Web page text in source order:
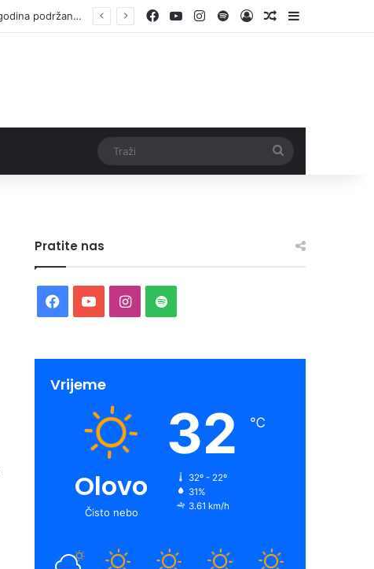
Otvorene prijave za Bingo Festival Fits: Odaberite outfit s omiljenim influencerom i zablistajte na Crvenom tepihu Sarajevo Film Festivala Facebook
YouTubeInstagram
SpotifyLog InRandom Article
Sidebar
Pratite nas
Facebook
YouTubeInstagram
Spotify
Vrijeme
Olovo
Čisto nebo
32 ℃
32º - 22º
31%
3.61 km/h